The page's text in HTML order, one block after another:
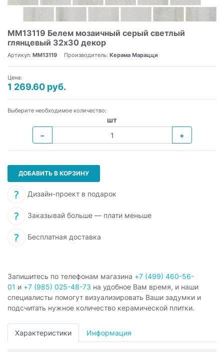
MM13119 Белем мозаичный серый светлый
глянцевый 32х30 декор
Артикул: MM13119 Производитель: Керама Марацци
Цена:
1 269.60 руб.
Выберите необходимое количество:
шт
−
+
ДОБАВИТЬ В КОРЗИНУ
Дизайн-проект в подарок
Заказывай больше — плати меньше
Бесплатная доставка
Запишитесь по телефонам магазина +7 (499) 460-56-
01 и +7 (985) 025-48-73 на удобное Вам время, и наши
специалисты помогут визуализировать Ваши задумки и
подсчитать нужное количество керамической плитки.
Характеристики Информация